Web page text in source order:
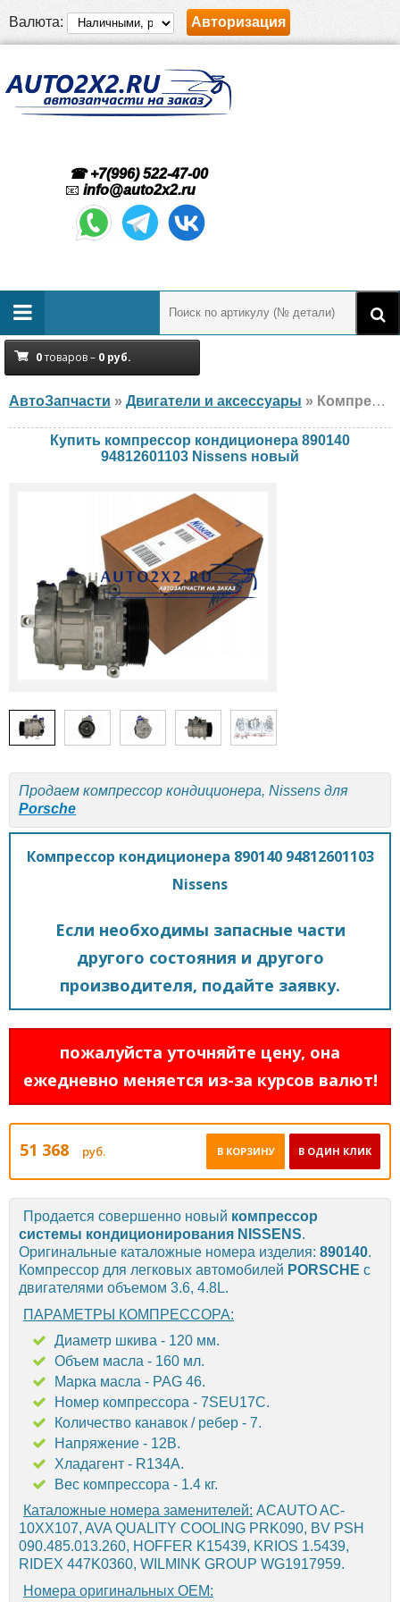
Валюта: Авторизация
☎ +7(996) 522-47-00
📧 info@auto2x2.ru
0товаров – 0 руб.
АвтоЗапчасти » Двигатели и аксессуары » Компрессор кондиционера Nissens 890140 94812601103 Porsche, новый
Купить компрессор кондиционера 890140
94812601103 Nissens новый
Продаем компрессор кондиционера, Nissens для
Porsche
Компрессор кондиционера 890140 94812601103
Nissens
Если необходимы запасные части
другого состояния и другого
производителя, подайте заявку.
пожалуйста уточняйте цену, она
ежедневно меняется из-за курсов валют!
51 368 руб. В ОДИН КЛИК
В КОРЗИНУ
Продается совершенно новый компрессор
системы кондиционирования NISSENS.
Оригинальные каталожные номера изделия: 890140.
Компрессор для легковых автомобилей PORSCHE с
двигателями объемом 3.6, 4.8L.
ПАРАМЕТРЫ КОМПРЕССОРА:
Диаметр шкива - 120 мм.
Объем масла - 160 мл.
Марка масла - PAG 46.
Номер компрессора - 7SEU17C.
Количество канавок / ребер - 7.
Напряжение - 12В.
Хладагент - R134A.
Вес компрессора - 1.4 кг.
Каталожные номера заменителей: ACAUTO AC-
10XX107, AVA QUALITY COOLING PRK090, BV PSH
090.485.013.260, HOFFER K15439, KRIOS 1.5439,
RIDEX 447K0360, WILMINK GROUP WG1917959.
Номера оригинальных OEM: